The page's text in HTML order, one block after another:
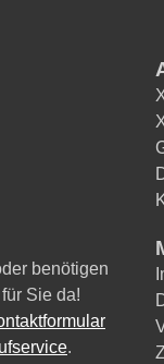
benötigen
Sie da!
.